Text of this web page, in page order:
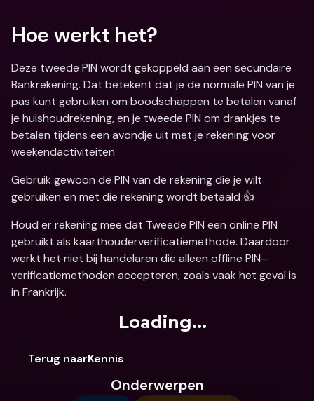
Hoe werkt het?
Deze tweede PIN wordt gekoppeld aan een secundaire
Bankrekening. Dat betekent dat je de normale PIN van je
pas kunt gebruiken om boodschappen te betalen vanaf
je huishoudrekening, en je tweede PIN om drankjes te
betalen tijdens een avondje uit met je rekening voor
weekendactiviteiten.
Gebruik gewoon de PIN van de rekening die je wilt
gebruiken en met die rekening wordt betaald 👍
Houd er rekening mee dat Tweede PIN een online PIN
gebruikt als kaarthouderverificatiemethode. Daardoor
werkt het niet bij handelaren die alleen offline PIN-
verificatiemethoden accepteren, zoals vaak het geval is
in Frankrijk.
Loading...
Terug naarKennis
Onderwerpen